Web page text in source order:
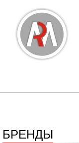
БРЕНДЫ